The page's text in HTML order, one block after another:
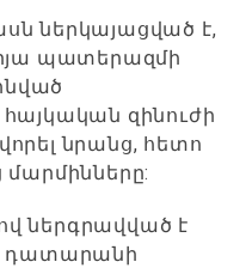
ներկայացված է,
պատերազմի
զինուժի
նրանց, հետո
մարմինները:
ներգրավված է
դատարանի